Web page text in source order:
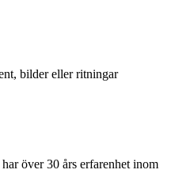
bilder eller ritningar
över 30 års erfarenhet inom